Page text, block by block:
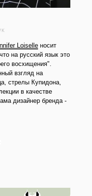
Loiselle носит
на русский язык это
восхищения".
взгляд на
стрелы Купидона,
в качестве
дизайнер бренда -